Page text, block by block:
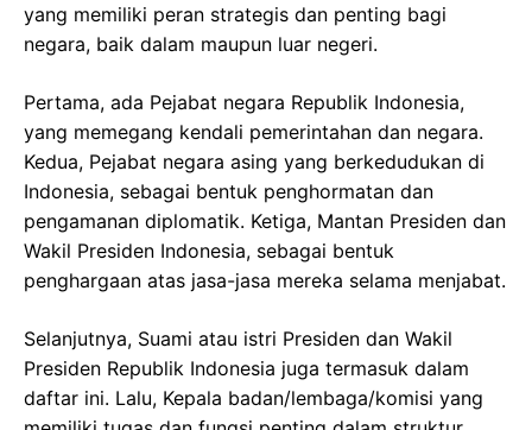
yang memiliki peran strategis dan penting bagi
negara, baik dalam maupun luar negeri.
Pertama, ada Pejabat negara Republik Indonesia,
yang memegang kendali pemerintahan dan negara.
Kedua, Pejabat negara asing yang berkedudukan di
Indonesia, sebagai bentuk penghormatan dan
pengamanan diplomatik. Ketiga, Mantan Presiden dan
Wakil Presiden Indonesia, sebagai bentuk
penghargaan atas jasa-jasa mereka selama menjabat.
Selanjutnya, Suami atau istri Presiden dan Wakil
Presiden Republik Indonesia juga termasuk dalam
daftar ini. Lalu, Kepala badan/lembaga/komisi yang